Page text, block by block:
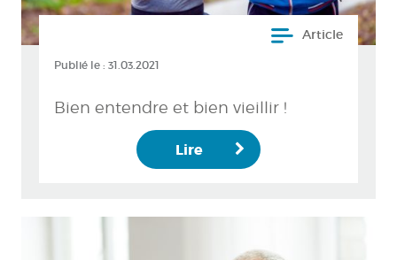
Article
Publié le : 31.03.2021
Bien entendre et bien vieillir !
Lire